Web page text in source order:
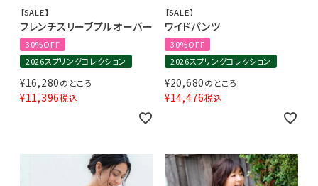
【SALE】
フレンチスリーブプルオーバー
30%OFF
2026スプリングコレクション
¥16,280のところ
¥11,396税込
【SALE】
ワイドパンツ
30%OFF
2026スプリングコレクション
¥20,680のところ
¥14,476税込